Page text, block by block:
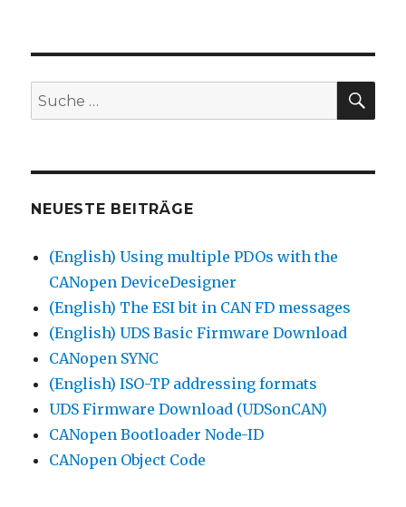
Suche
nach:
NEUESTE BEITRÄGE
(English) Using multiple PDOs with the
CANopen DeviceDesigner
(English) The ESI bit in CAN FD messages
(English) UDS Basic Firmware Download
CANopen SYNC
(English) ISO-TP addressing formats
UDS Firmware Download (UDSonCAN)
CANopen Bootloader Node-ID
CANopen Object Code